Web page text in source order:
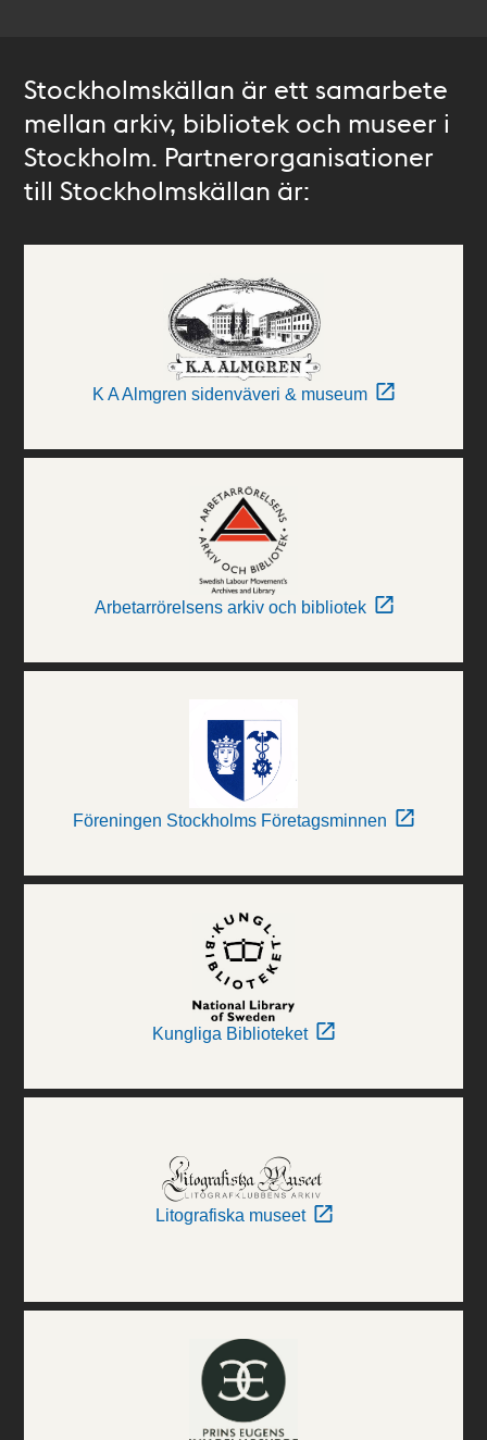
Stockholmskällan är ett samarbete
mellan arkiv, bibliotek och museer i
Stockholm. Partnerorganisationer
till Stockholmskällan är:
K A Almgren sidenväveri & museum
Arbetarrörelsens arkiv och bibliotek
Föreningen Stockholms Företagsminnen
Kungliga Biblioteket
Litografiska museet